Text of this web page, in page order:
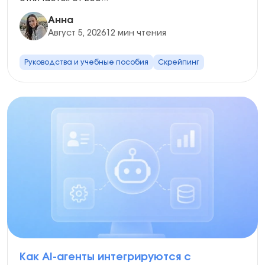
Анна
Август 5, 2026 12 мин чтения
Руководства и учебные пособия Скрейпинг
Как AI-агенты интегрируются с